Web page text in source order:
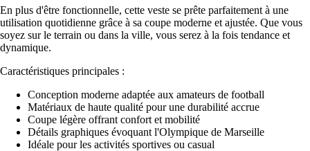
En plus d'être fonctionnelle, cette veste se prête parfaitement à une
utilisation quotidienne grâce à sa coupe moderne et ajustée. Que vous
soyez sur le terrain ou dans la ville, vous serez à la fois tendance et
dynamique.
Caractéristiques principales :
Conception moderne adaptée aux amateurs de football
Matériaux de haute qualité pour une durabilité accrue
Coupe légère offrant confort et mobilité
Détails graphiques évoquant l'Olympique de Marseille
Idéale pour les activités sportives ou casual